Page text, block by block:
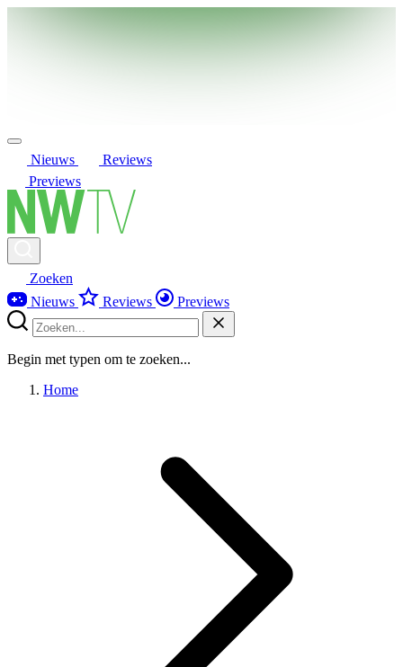
Nieuws
Reviews
Previews
Zoeken
Nieuws
Reviews Previews
Begin met typen om te zoeken...
Home